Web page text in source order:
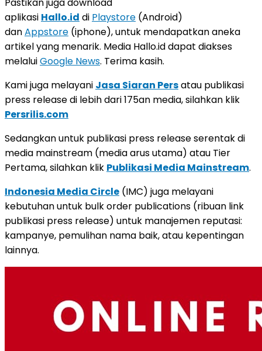
Pastikan juga download
aplikasi Hallo.id di Playstore (Android)
danAppstore (iphone), untuk mendapatkan aneka
artikel yang menarik. Media Hallo.id dapat diakses
melaluiGoogle News. Terima kasih.
Kami juga melayani Jasa Siaran Persatau publikasi
press release di lebih dari 175an media, silahkan klik
Persrilis.com
Sedangkan untuk publikasi press release serentak di
media mainstream (media arus utama) atau Tier
Pertama, silahkan klik Publikasi Media Mainstream.
Indonesia Media Circle (IMC) juga melayani
kebutuhan untuk bulk order publications (ribuan link
publikasi press release) untuk manajemen reputasi:
kampanye, pemulihan nama baik, atau kepentingan
lainnya.